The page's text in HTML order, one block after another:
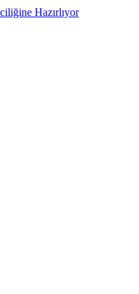
Hazırlıyor